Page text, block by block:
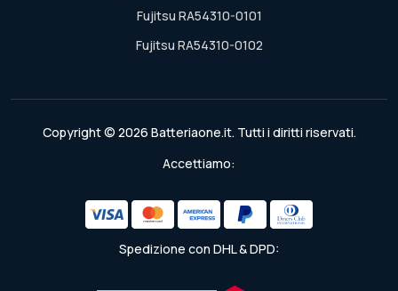
Fujitsu RA54310-0101
Fujitsu RA54310-0102
Copyright © 2026 Batteriaone.it. Tutti i diritti riservati.
Accettiamo:
Spedizione con DHL & DPD: